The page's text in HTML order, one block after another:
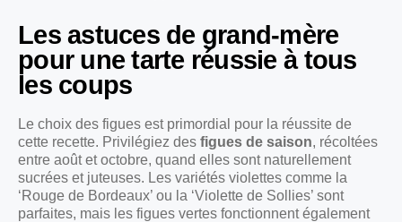
Les astuces de grand-mère
pour une tarte réussie à tous
les coups
Le choix des figues est primordial pour la réussite de
cette recette. Privilégiez des figues de saison, récoltées
entre août et octobre, quand elles sont naturellement
sucrées et juteuses. Les variétés violettes comme la
‘Rouge de Bordeaux’ ou la ‘Violette de Sollies’ sont
parfaites, mais les figues vertes fonctionnent également